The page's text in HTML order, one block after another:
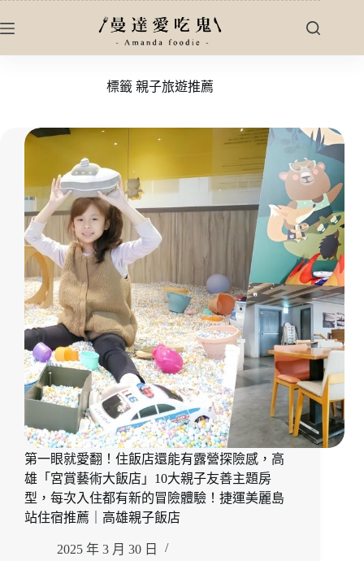
至
標籤 親子旅遊推薦
第一眼就愛翻！住飯店還能有露營探險感，高
雄「宮賞藝術大飯店」10大親子友善主題房
型，每次入住都有新的冒險體驗！捷運美麗島
站住宿推薦｜高雄親子飯店
2025 年 3 月 30 日